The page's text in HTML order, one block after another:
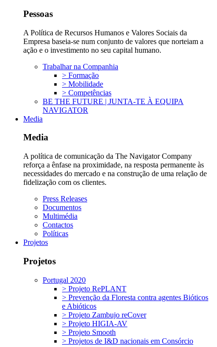
Pessoas
A Política de Recursos Humanos e Valores Sociais da
Empresa baseia-se num conjunto de valores que norteiam a
ação e o investimento no seu capital humano.
Trabalhar na Companhia
> Formação
> Mobilidade
> Competências
BE THE FUTURE | JUNTA-TE À EQUIPA
NAVIGATOR
Media
Media
A política de comunicação da The Navigator Company
reforça a ênfase na proximidade, na resposta permanente às
necessidades do mercado e na construção de uma relação de
fidelização com os clientes.
Press Releases
Documentos
Multimédia
Contactos
Políticas
Projetos
Projetos
Portugal 2020
> Projeto RePLANT
> Prevenção da Floresta contra agentes Bióticos
e Abióticos
> Projeto Zambujo reCover
> Projeto HIGIA-AV
> Projeto Smooth
> Projetos de I&D nacionais em Consórcio